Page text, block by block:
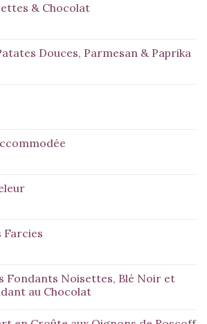
& Chocolat
Douces, Parmesan & Paprika
Farcies
Fondants Noisettes, Blé Noir et
au Chocolat